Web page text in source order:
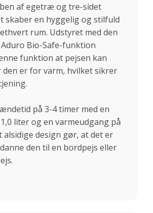
af egetræ og tre-sidet
skaber en hyggelig og stilfuld
rum. Udstyret med den
Bio-Safe-funktion
funktion at pejsen kan
den er for varm, hvilket sikrer
på 3-4 timer med en
liter og en varmeudgang på
alsidige design gør, at det er
den til en bordpejs eller